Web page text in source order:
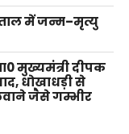
में जन्म–मृत्यु
मुख्यमंत्री दीपक
धोखाधड़ी से
जैसे गम्भीर